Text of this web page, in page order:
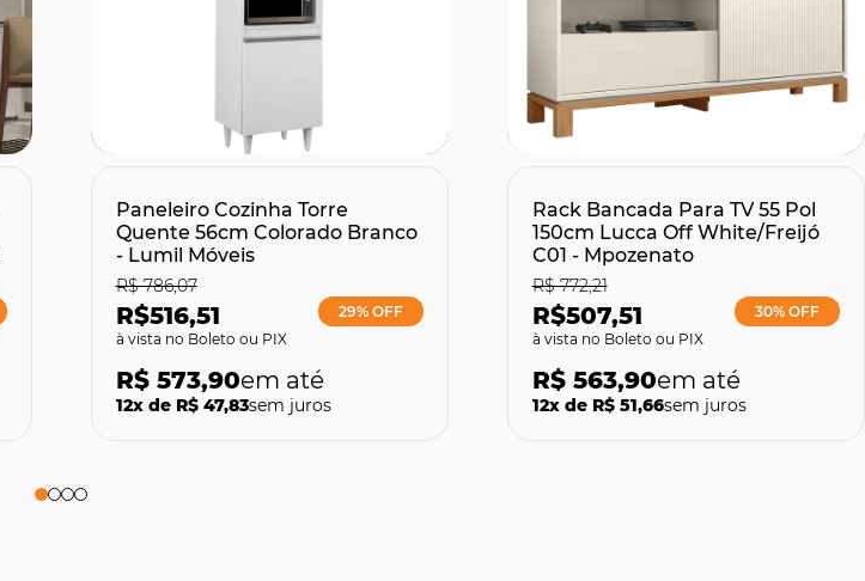
Paneleiro Cozinha Torre
Quente 56cm Colorado Branco
- Lumil Móveis
R$516,51
no Boleto ou PIX
29% OFF
R$ 786,07
R$ 573,90
12x de R$ 47,83sem juros
Rack Bancada Para TV 55 Pol
150cm Lucca Off White/Freijó
C01 - Mpozenato
R$507,51
no Boleto ou PIX
30% OFF
R$ 772,21
R$ 563,90
12x de R$ 51,66sem juros
Comprar